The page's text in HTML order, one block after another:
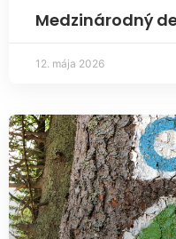
Medzinárodný
12. mája 2026